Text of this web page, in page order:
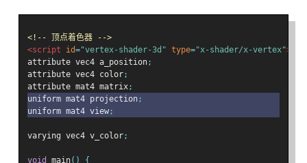
<!-- 顶点着色器 -->
<script
id="vertex-shader-3d" type="x-shader/x-vertex">
attribute vec4 a_position;
attribute vec4 color;
attribute mat4 matrix;
uniform mat4 projection;
uniform mat4 view;
varying vec4 v_color;
void main() {